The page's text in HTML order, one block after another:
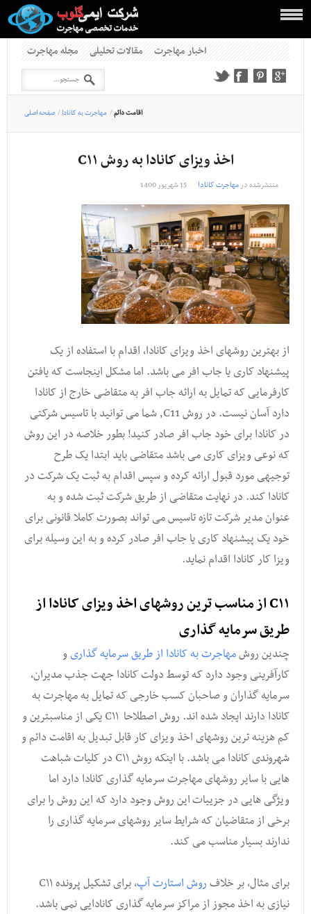
مجله مهاجرت مقالات تحلیلی اخبار مهاجرت
صفحه اصلی /مهاجرت به کانادا /اقامت دائم
اخذ ویزای کانادا به روش C۱۱
منتشرشده در مهاجرت کانادا 15 شهریور 1400
از بهترین روشهای اخذ ویزای کانادا, اقدام با استفاده از یک
پیشنهاد کاری یا جاب افر می باشد. اما مشکل اینجاست که یافتن
کارفرمایی که تمایل به ارائه جاب افر به متقاضی خارج از کانادا
دارد آسان نیست. در روش C11, شما می توانید با تاسیس شرکتی
در کانادا برای خود جاب افر صادر کنید! بطور خلاصه در این روش
که نوعی ویزای کاری می باشد متقاضی باید ابتدا یک طرح
توجیهی مورد قبول ارائه کرده و سپس اقدام به ثبت یک شرکت در
کانادا کند. در نهایت متقاضی از طریق شرکت ثبت شده و به
عنوان مدیر شرکت تازه تاسیس می تواند بصورت کاملا قانونی برای
خود یک پیشنهاد کاری یا جاب افر صادر کرده و به این وسیله برای
ویزا کار کانادا اقدام نماید.
C۱۱ از مناسب ترین روشهای اخذ ویزای کانادا از
طریق سرمایه گذاری
چندین روشمهاجرت به کانادا از طریق سرمایه گذاریو
کارآفرینی وجود دارد که توسط دولت کانادا جهت جذب مدیران,
سرمایه گذاران و صاحبان کسب خارجی که تمایل به مهاجرت به
کانادا دارند ایجاد شده اند. روش اصطلاحا C۱۱ یکی از مناسبترین و
کم هزینه ترین روشهای اخذ ویزای کار قابل تبدیل به اقامت دائم و
شهروندی کانادا می باشد. با اینکه روش C۱۱ در کلیات شباهت
هایی با سایر روشهای مهاجرت سرمایه گذاری کانادا دارد اما
ویژگی هایی در جزییات این روش وجود دارد که این روش را برای
برخی از متقاضیان که شرایط سایر روشهای سرمایه گذاری را
ندارند بسیار مناسب می کند.
برای مثال, بر خلافروش استارت آپ
, برای تشکیل پرونده C۱۱
نیازی به اخذ مجوز از مراکز سرمایه گذاری کانادایی نمی باشد.